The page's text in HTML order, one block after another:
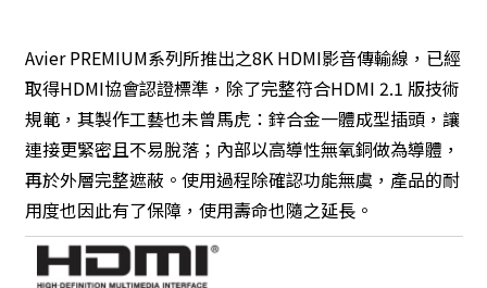
Avier PREMIUM系列所推出之8K HDMI影音傳輸線，已經
取得HDMI協會認證標準，除了完整符合HDMI 2.1 版技術
規範，其製作工藝也未曾馬虎：鋅合金一體成型插頭，讓
連接更緊密且不易脫落；內部以高導性無氧銅做為導體，
再於外層完整遮蔽。使用過程除確認功能無虞，產品的耐
用度也因此有了保障，使用壽命也隨之延長。